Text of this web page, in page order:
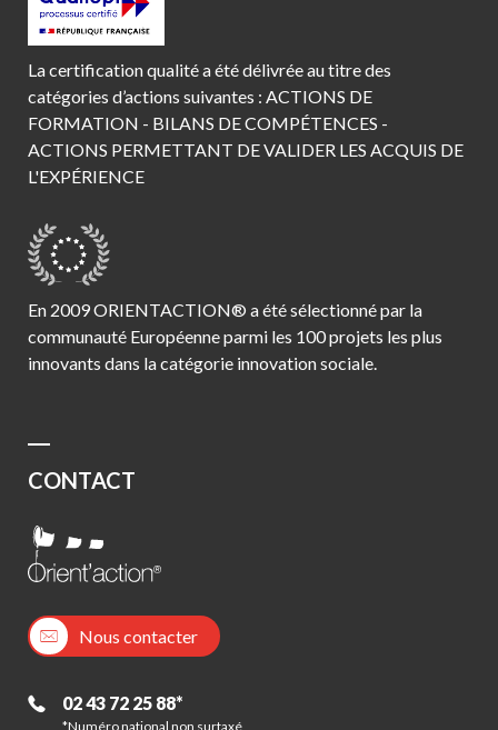
La certification qualité a été délivrée au titre des
catégories d’actions suivantes : ACTIONS DE
FORMATION - BILANS DE COMPÉTENCES -
ACTIONS PERMETTANT DE VALIDER LES ACQUIS DE
L'EXPÉRIENCE
En 2009 ORIENTACTION® a été sélectionné par la
communauté Européenne parmi les 100 projets les plus
innovants dans la catégorie innovation sociale.
CONTACT
Nous contacter
02 43 72 25 88*
*Numéro national non surtaxé